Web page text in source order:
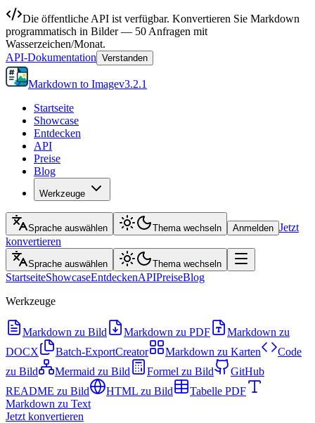
Die öffentliche API ist verfügbar. Konvertieren Sie Markdown
programmatisch in Bilder — 50 Anfragen mit
Wasserzeichen/Monat.
API-Dokumentation Verstanden
Markdown to Imagev3.2.1
Startseite
Showcase
Entdecken
API
Preise
Blog
Werkzeuge
Sprache auswählen Thema wechseln Anmelden Jetzt
konvertieren
Sprache auswählen Thema wechseln
StartseiteShowcaseEntdeckenAPIPreiseBlog
Werkzeuge
Markdown zu Bild Markdown zu PDF
Markdown zu
DOCX
Batch-ExportCreator Markdown zu Karten
Code
zu Bild
Mermaid zu Bild Formel zu Bild
GitHub
README zu Bild
HTML zu Bild
Tabelle PDF
Markdown zu Text
Jetzt konvertieren